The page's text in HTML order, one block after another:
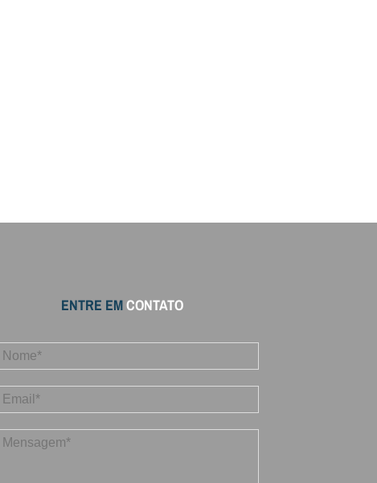
ENTRE EMCONTATO